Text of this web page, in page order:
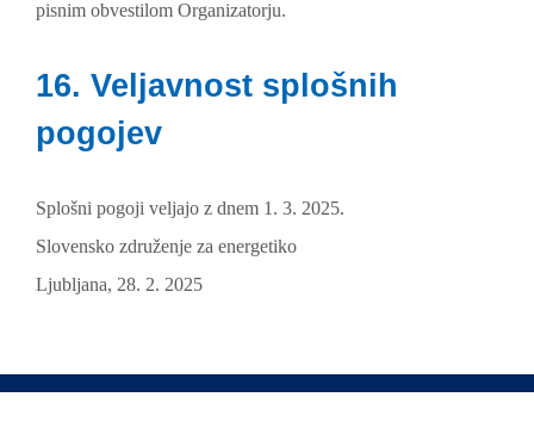
pisnim obvestilom Organizatorju.
16. Veljavnost splošnih
pogojev
Splošni pogoji veljajo z dnem 1. 3. 2025.
Slovensko združenje za energetiko
Ljubljana, 28. 2. 2025